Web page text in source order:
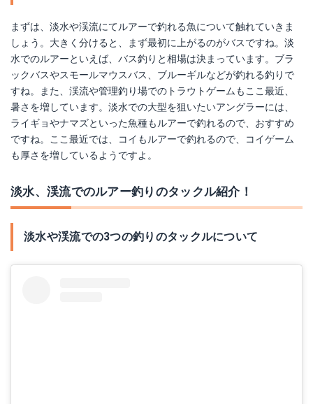
Amazonで詳細を見る
まずは、淡水や渓流にてルアーで釣れる魚について触れていきま
しょう。大きく分けると、まず最初に上がるのがバスですね。淡
水でのルアーといえば、バス釣りと相場は決まっています。ブラ
ックバスやスモールマウスバス、ブルーギルなどが釣れる釣りで
すね。また、渓流や管理釣り場でのトラウトゲームもここ最近、
暑さを増しています。淡水での大型を狙いたいアングラーには、
ライギョやナマズといった魚種もルアーで釣れるので、おすすめ
ですね。ここ最近では、コイもルアーで釣れるので、コイゲーム
も厚さを増しているようですよ。
淡水、渓流でのルアー釣りのタックル紹介！
淡水や渓流での3つの釣りのタックルについて